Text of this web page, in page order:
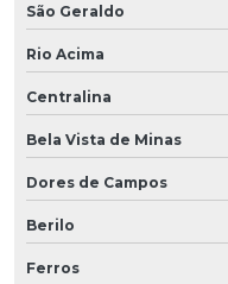
São Geraldo
Rio Acima
Centralina
Bela Vista de Minas
Dores de Campos
Berilo
Ferros